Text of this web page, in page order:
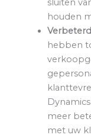
houden
hebben
meer
met uw